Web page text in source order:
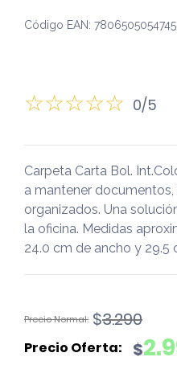
Código EAN:
0/5
Carpeta Carta Bol.
a mantener
organizados. Una
la oficina. Medidas
24.0 cm de ancho y 29.5
$3.290
El
original
$
El
actual